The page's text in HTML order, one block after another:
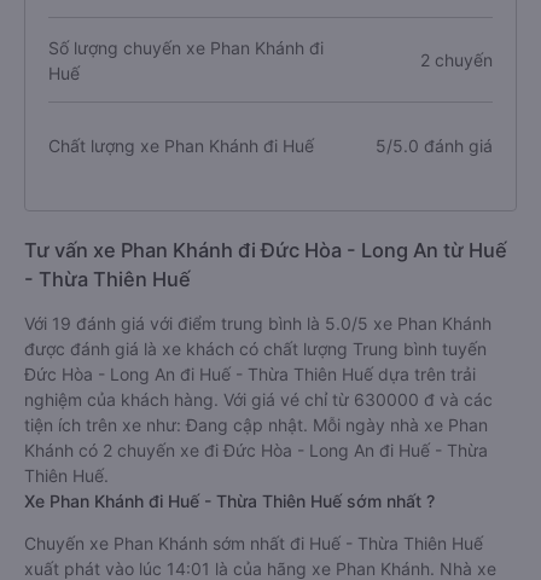
Số lượng chuyến xe Phan Khánh đi
Huế
2 chuyến
Chất lượng xe Phan Khánh đi Huế 5/5.0 đánh giá
Tư vấn xe Phan Khánh đi Đức Hòa - Long An từ Huế
- Thừa Thiên Huế
Với 19 đánh giá với điểm trung bình là 5.0/5 xe Phan Khánh
được đánh giá là xe khách có chất lượng Trung bình tuyến
Đức Hòa - Long An đi Huế - Thừa Thiên Huế dựa trên trải
nghiệm của khách hàng. Với giá vé chỉ từ 630000 đ và các
tiện ích trên xe như: Đang cập nhật. Mỗi ngày nhà xe Phan
Khánh có 2 chuyến xe đi Đức Hòa - Long An đi Huế - Thừa
Thiên Huế.
Xe Phan Khánh đi Huế - Thừa Thiên Huế sớm nhất ?
Chuyến xe Phan Khánh sớm nhất đi Huế - Thừa Thiên Huế
xuất phát vào lúc 14:01 là của hãng xe Phan Khánh. Nhà xe